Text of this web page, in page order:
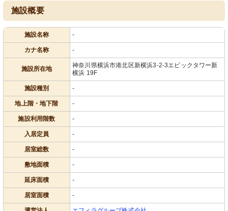
施設概要
施設名称 -
カナ名称 -
施設所在地
神奈川県横浜市港北区新横浜3-2-3エピックタワー新
横浜 19F
施設種別 -
地上階・地下階 -
施設利用階数 -
入居定員 -
居室総数 -
敷地面積 -
延床面積 -
居室面積 -